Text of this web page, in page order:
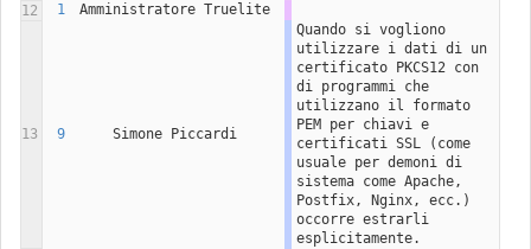
12
1 Amministratore Truelite
13 9 Simone Piccardi
Quando si vogliono
utilizzare i dati di un
certificato PKCS12 con
di programmi che
utilizzano il formato
PEM per chiavi e
certificati SSL (come
usuale per demoni di
sistema come Apache,
Postfix, Nginx, ecc.)
occorre estrarli
esplicitamente.